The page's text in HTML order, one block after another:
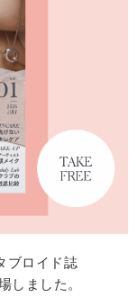
ブロイド誌
しました。